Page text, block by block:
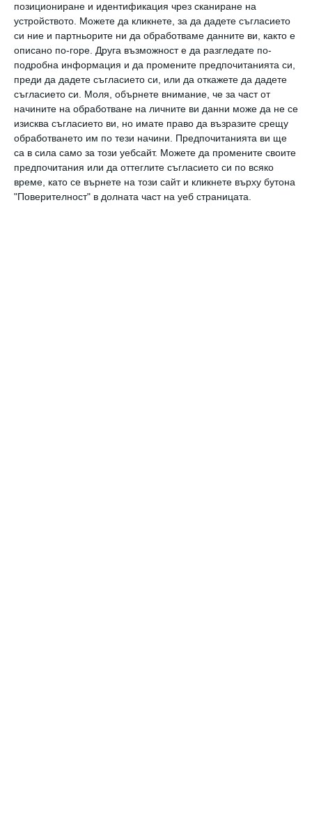
позициониране и идентификация чрез сканиране на
устройството. Можете да кликнете, за да дадете съгласието
си ние и партньорите ни да обработваме данните ви, както е
описано по-горе. Друга възможност е да разгледате по-
подробна информация и да промените предпочитанията си,
преди да дадете съгласието си, или да откажете да дадете
съгласието си. Моля, обърнете внимание, че за част от
начините на обработване на личните ви данни може да не се
изисква съгласието ви, но имате право да възразите срещу
обработването им по тези начини. Предпочитанията ви ще
са в сила само за този уебсайт. Можете да промените своите
предпочитания или да оттеглите съгласието си по всяко
време, като се върнете на този сайт и кликнете върху бутона
"Поверителност" в долната част на уеб страницата.
Съдбата не е рулетка, а програмен код. Тук
няма случайности. Погрешните есемеси
(това е първата история от поредицата с
подобни сюжети) никога не се пращат
случайно.
Значи, по някое време в началото на века
скучният ми приятел Аркаша пое по
трънливия път на моногамията. Тръгна по
него заедно с девойка на име Аня.